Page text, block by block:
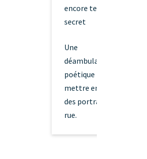
encore tenu
secret
Une
déambulation
poétique pour
mettre en avant
des portraits de
rue.